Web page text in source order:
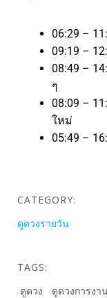
06:29 –
09:19 –
08:49 –
ๆ
08:09 –
ใหม่
05:49 –
CATEGORY:
ดูดวงรายวัน
TAGS:
ดูดวง
ดูดวงการงาน